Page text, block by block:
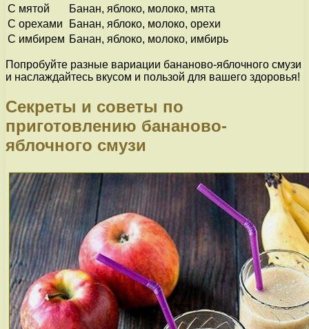
С мятой
Банан, яблоко, молоко, мята
С орехами
Банан, яблоко, молоко, орехи
С имбирем Банан, яблоко, молоко, имбирь
Попробуйте разные вариации бананово-яблочного смузи
и наслаждайтесь вкусом и пользой для вашего здоровья!
Секреты и советы по
приготовлению бананово-
яблочного смузи